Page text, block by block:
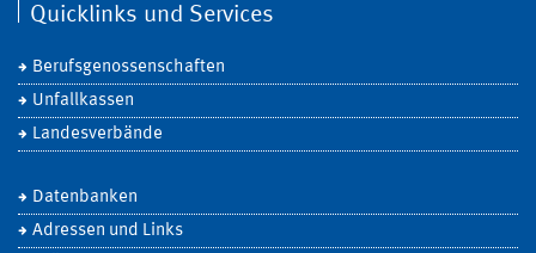
Quicklinks und Services
Berufsgenossenschaften
Unfallkassen
Landesverbände
Datenbanken
Adressen und Links